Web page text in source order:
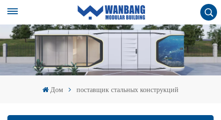
Дом поставщик стальных конструкций